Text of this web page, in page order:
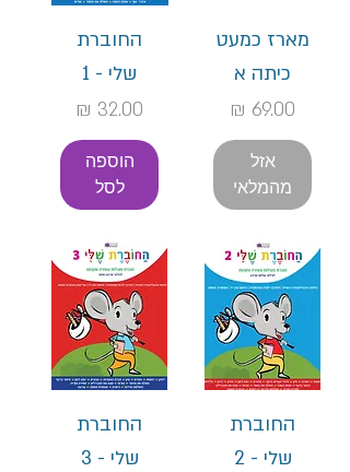
מארז כמעט
כיתה א
מחיר
אזל
מהמלאי
החוברת
שלי - 1
מחיר
הוספה
לסל
החוברת
שלי - 2
החוברת
שלי - 3